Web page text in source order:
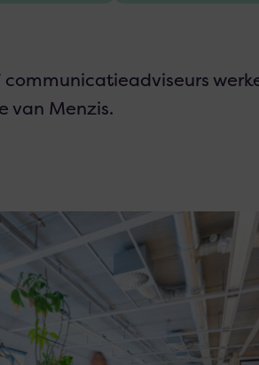
communicatieadviseurs
van Menzis.